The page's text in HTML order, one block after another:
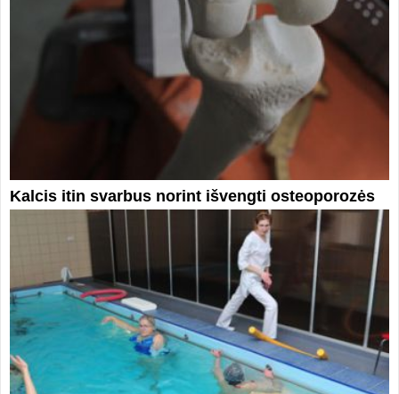
Kalcis itin svarbus norint išvengti osteoporozės